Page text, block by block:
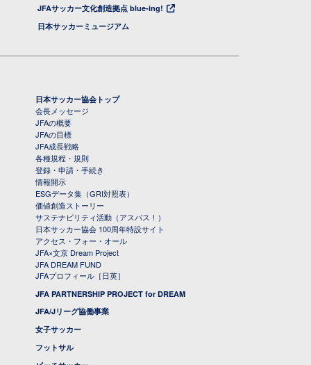
JFAサッカー文化創造拠点 blue-ing!
日本サッカーミュージアム
日本サッカー協会トップ
会長メッセージ
JFAの概要
JFAの目標
JFA成長戦略
各種規程・規則
登録・申請・手続き
情報開示
ESGデータ集（GRI対照表）
価値創造ストーリー
サステナビリティ活動（アスパス！）
日本サッカー協会 100周年特設サイト
アクセス・フォー・オール
JFA×文京 Dream Project
JFA DREAM FUND
JFAプロフィール［日英］
JFA PARTNERSHIP PROJECT for DREAM
JFA/Jリーグ協働事業
女子サッカー
フットサル